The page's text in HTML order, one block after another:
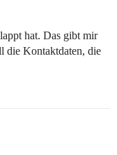
hat. Das gibt mir
die Kontaktdaten, die